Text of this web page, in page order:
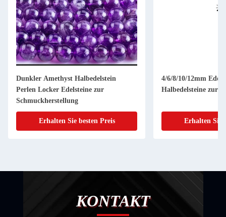
Dunkler Amethyst Halbedelstein
Perlen Locker Edelsteine zur
Schmuckherstellung
Erhalten Sie besten Preis
4/6/8/10/12mm
Halbedelsteine zur
Erhalten Sie
KONTAKT